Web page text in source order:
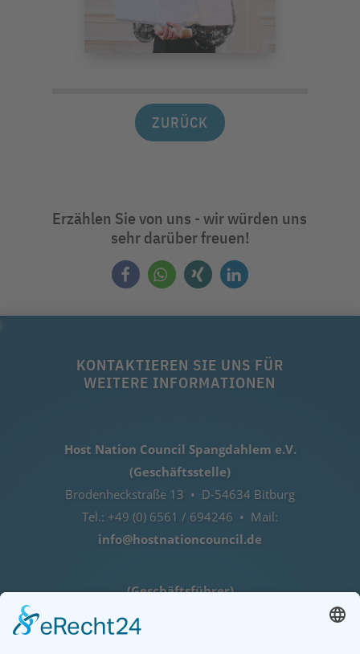
ZURÜCK
Erzählen Sie von uns - wir würden uns
sehr darüber freuen!
KONTAKTIEREN SIE UNS FÜR
WEITERE INFORMATIONEN
Host Nation Council Spangdahlem e.V.
(Geschäftsstelle)
Brodenheckstraße 13 • D-54634 Bitburg
Tel.: +49 (0) 6561 / 694246 • Mail:
info@hostnationcouncil.de
(Geschäftsführer)
Lothar Herres • D-54516 Binsfeld
Tel.: +49 (0) 172 / 6842635